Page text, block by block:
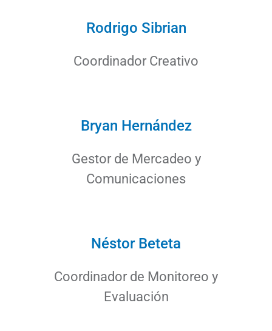
Rodrigo Sibrian
Coordinador Creativo
Bryan Hernández
Gestor de Mercadeo y
Comunicaciones
Néstor Beteta
Coordinador de Monitoreo y
Evaluación